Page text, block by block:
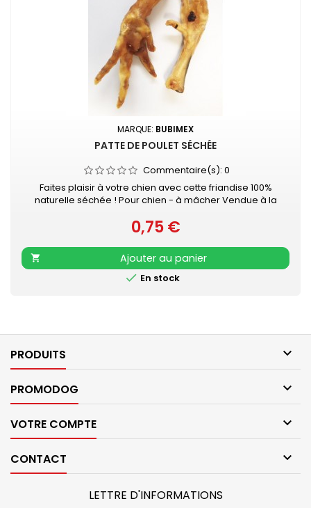
MARQUE: BUBIMEX
PATTE DE POULET SÉCHÉE
Commentaire(s): 0
Faites plaisir à votre chien avec cette friandise 100%
naturelle séchée ! Pour chien - à mâcher Vendue à la
Prix
0,75 €

Ajouter au panier
 En stock
PRODUITS 
PROMODOG 
VOTRE COMPTE 
CONTACT 
LETTRE D'INFORMATIONS